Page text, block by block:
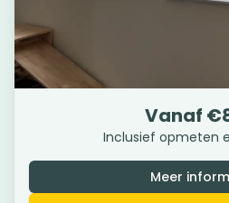
Enkelgolf
Beschikbaar in semi-
out.
Vanaf €
Inclusief opmeten
Meer